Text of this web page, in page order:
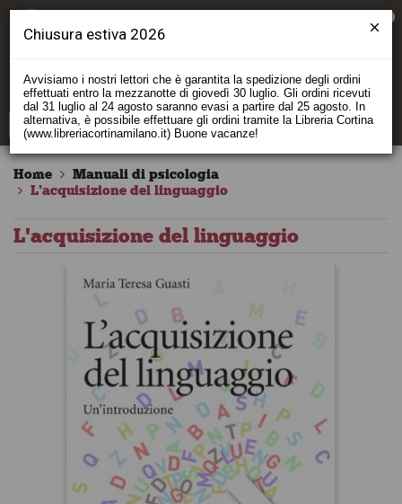
Home
Manuali di psicologia
L'acquisizione del linguaggio
L'acquisizione del linguaggio
Chiusura estiva 2026
Avvisiamo i nostri lettori che è garantita la spedizione degli ordini
effettuati entro la mezzanotte di giovedì 30 luglio. Gli ordini ricevuti
dal 31 luglio al 24 agosto saranno evasi a partire dal 25 agosto. In
alternativa, è possibile effettuare gli ordini tramite la Libreria Cortina
(www.libreriacortinamilano.it) Buone vacanze!